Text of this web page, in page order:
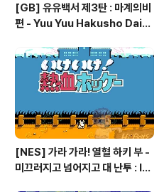
[GB] 유유백서 제3탄 : 마계의비
편 - Yuu Yuu Hakusho Dai-3
☆遊☆白書 第3弾 魔界の扉編
[NES] 가라 가라! 열혈 하키 부 -
미끄러지고 넘어지고 대 난투 : Ik